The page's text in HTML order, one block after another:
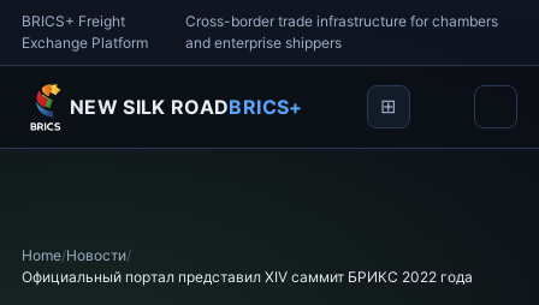
BRICS+ Freight
Exchange Platform
Cross-border trade infrastructure for chambers
and enterprise shippers
NEW SILK ROADBRICS+
Home/Новости/
Официальный портал представил XIV саммит БРИКС 2022 года